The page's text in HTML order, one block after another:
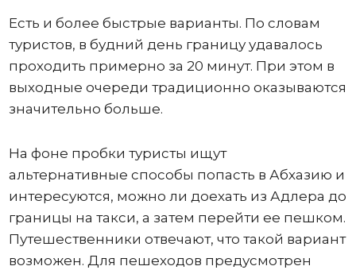
Есть и более быстрые варианты. По словам
туристов, в будний день границу удавалось
проходить примерно за 20 минут. При этом в
выходные очереди традиционно оказываются
значительно больше.
На фоне пробки туристы ищут
альтернативные способы попасть в Абхазию и
интересуются, можно ли доехать из Адлера до
границы на такси, а затем перейти ее пешком.
Путешественники отвечают, что такой вариант
возможен. Для пешеходов предусмотрен